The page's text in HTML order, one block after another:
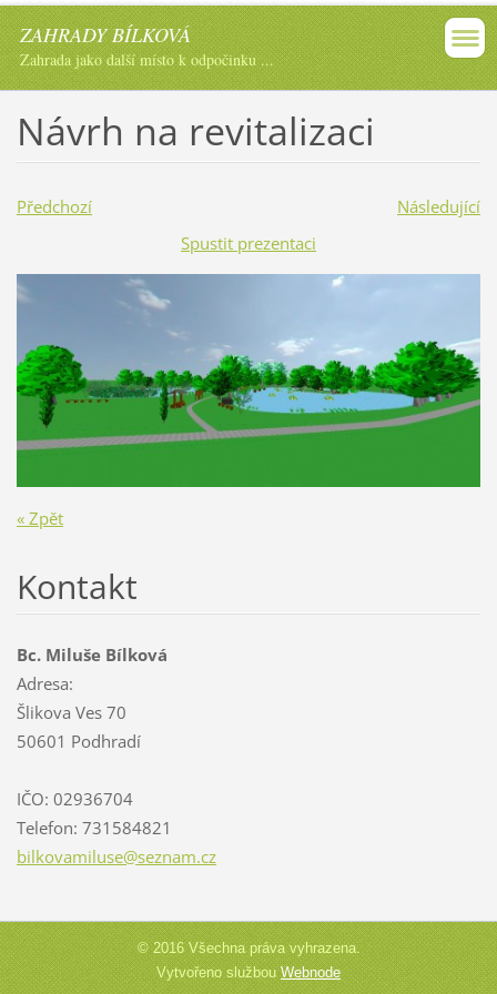
ZAHRADY BÍLKOVÁ
Zahrada jako další místo k odpočinku ...
Návrh na revitalizaci
Předchozí
Následující
Spustit prezentaci
« Zpět
Kontakt
Bc. Miluše Bílková
Adresa:
Šlikova Ves 70
50601 Podhradí
IČO: 02936704
Telefon: 731584821
bilkovamiluse@seznam.cz
© 2016 Všechna práva vyhrazena.
Vytvořeno službouWebnode